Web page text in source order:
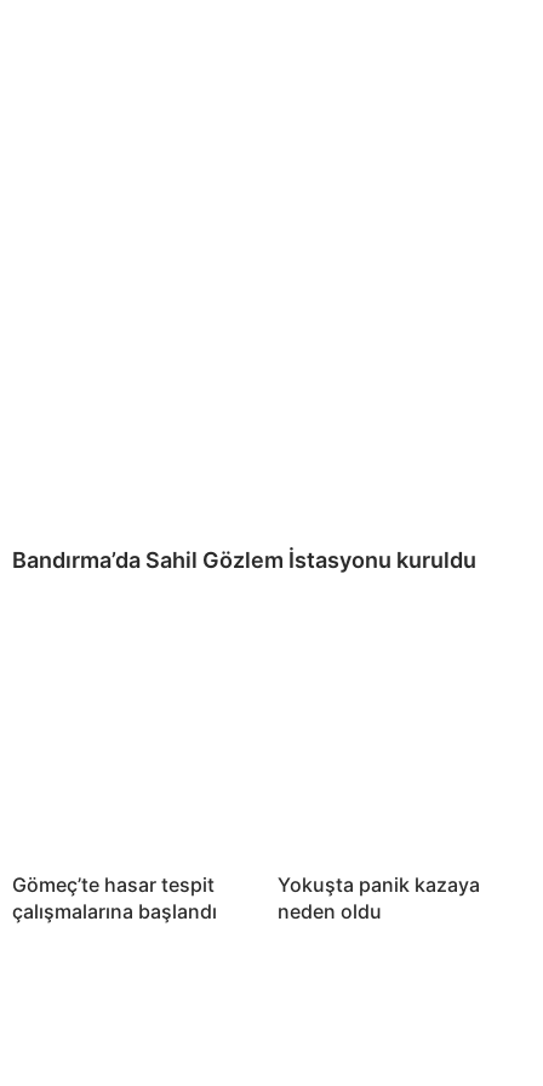
Bandırma’da Sahil Gözlem İstasyonu kuruldu
Gömeç’te hasar tespit
çalışmalarına başlandı
Yokuşta panik kazaya
neden oldu